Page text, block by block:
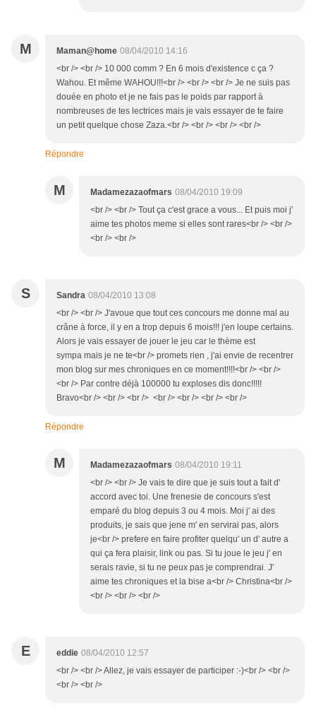
M Maman@home 08/04/2010 14:16
<br /> <br /> 10 000 comm ? En 6 mois d'existence c ça ?
Wahou. Et même WAHOU!!!<br /> <br /> <br /> Je ne suis pas
douée en photo et je ne fais pas le poids par rapport à
nombreuses de tes lectrices mais je vais essayer de te faire
un petit quelque chose Zaza.<br /> <br /> <br /> <br />
Répondre
M Madamezazaofmars 08/04/2010 19:09
<br /> <br /> Tout ça c'est grace a vous... Et puis moi j'
aime tes photos meme si elles sont rares<br /> <br />
<br /> <br />
S Sandra 08/04/2010 13:08
<br /> <br /> J'avoue que tout ces concours me donne mal au
crâne à force, il y en a trop depuis 6 mois!!! j'en loupe certains.
Alors je vais essayer de jouer le jeu car le thème est
sympa mais je ne te<br /> promets rien , j'ai envie de recentrer
mon blog sur mes chroniques en ce moment!!!!<br /> <br />
<br /> Par contre déjà 100000 tu exploses dis donc!!!!!
Bravo<br /> <br /> <br /> <br /> <br /> <br /> <br />
Répondre
M Madamezazaofmars 08/04/2010 19:11
<br /> <br /> Je vais te dire que je suis tout a fait d'
accord avec toi. Une frenesie de concours s'est
emparé du blog depuis 3 ou 4 mois. Moi j' ai des
produits, je sais que jene m' en servirai pas, alors
je<br /> prefere en faire profiter quelqu' un d' autre a
qui ça fera plaisir, link ou pas. Si tu joue le jeu j' en
serais ravie, si tu ne peux pas je comprendrai. J'
aime tes chroniques et la bise a<br /> Christina<br />
<br /> <br /> <br />
E eddie 08/04/2010 12:57
<br /> <br /> Allez, je vais essayer de participer :-)<br /> <br />
<br /> <br />